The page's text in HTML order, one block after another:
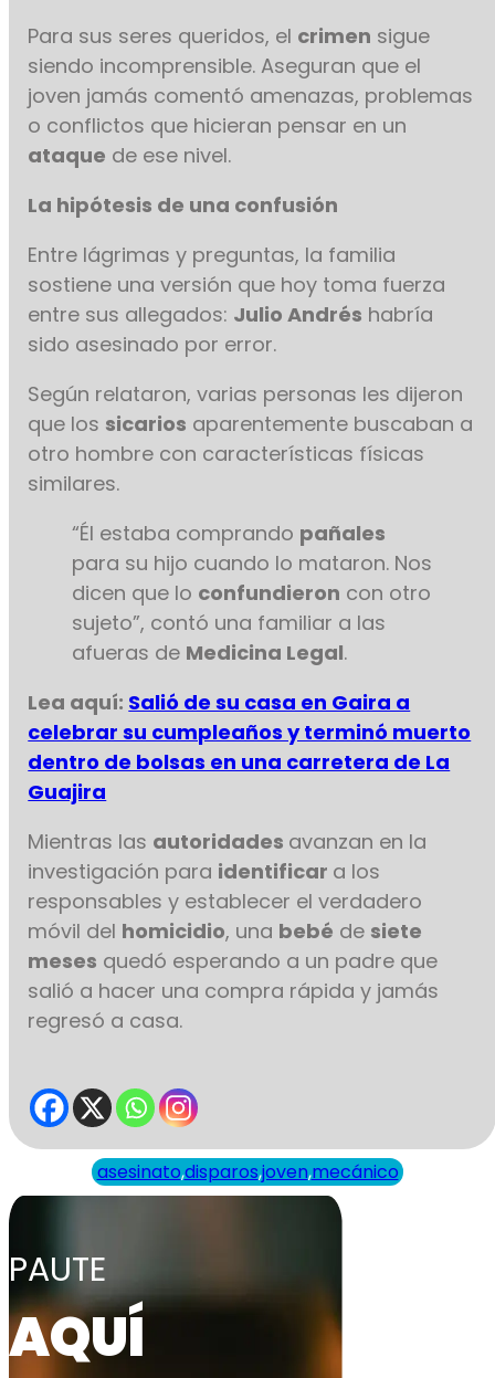
Para sus seres queridos, el crimen sigue
siendo incomprensible. Aseguran que el
joven jamás comentó amenazas, problemas
o conflictos que hicieran pensar en un
ataque de ese nivel.
La hipótesis de una confusión
Entre lágrimas y preguntas, la familia
sostiene una versión que hoy toma fuerza
entre sus allegados: Julio Andrés habría
sido asesinado por error.
Según relataron, varias personas les dijeron
que los sicarios aparentemente buscaban a
otro hombre con características físicas
similares.
“Él estaba comprando pañales
para su hijo cuando lo mataron. Nos
dicen que lo confundieron con otro
sujeto”, contó una familiar a las
afueras de Medicina Legal.
Lea aquí: Salió de su casa en Gaira a
celebrar su cumpleaños y terminó muerto
dentro de bolsas en una carretera de La
Guajira
Mientras las autoridades avanzan en la
investigación para identificar a los
responsables y establecer el verdadero
móvil del homicidio, una bebé de siete
meses quedó esperando a un padre que
salió a hacer una compra rápida y jamás
regresó a casa.
asesinato,disparos,joven,mecánico
PAUTE
AQUÍ